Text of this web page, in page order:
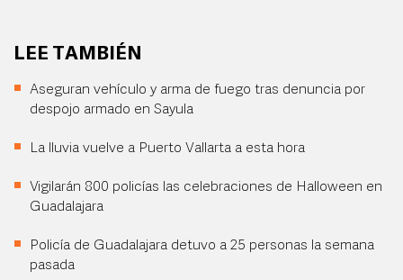
LEE TAMBIÉN
Aseguran vehículo y arma de fuego tras denuncia por
despojo armado en Sayula
La lluvia vuelve a Puerto Vallarta a esta hora
Vigilarán 800 policías las celebraciones de Halloween en
Guadalajara
Policía de Guadalajara detuvo a 25 personas la semana
pasada